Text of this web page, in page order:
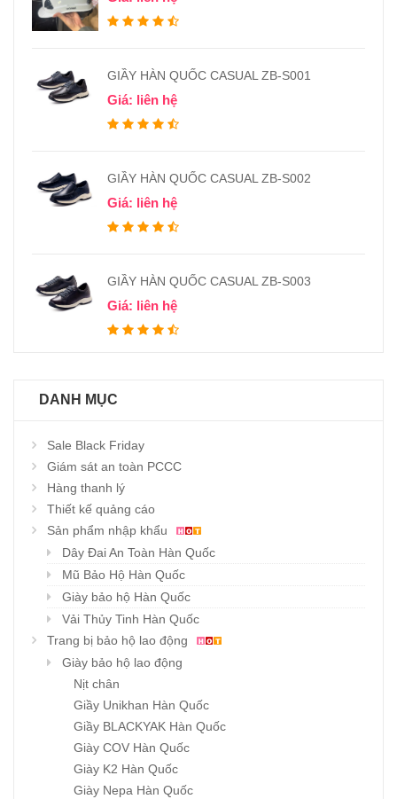
GIẦY HÀN QUỐC CASUAL ZB-S001
Giá: liên hệ
GIẦY HÀN QUỐC CASUAL ZB-S002
Giá: liên hệ
GIẦY HÀN QUỐC CASUAL ZB-S003
Giá: liên hệ
DANH MỤC
Sale Black Friday
Giám sát an toàn PCCC
Hàng thanh lý
Thiết kế quảng cáo
Sản phẩm nhập khẩu
Dây Đai An Toàn Hàn Quốc
Mũ Bảo Hộ Hàn Quốc
Giày bảo hộ Hàn Quốc
Vải Thủy Tinh Hàn Quốc
Trang bị bảo hộ lao động
Giày bảo hộ lao động
Nịt chân
Giầy Unikhan Hàn Quốc
Giầy BLACKYAK Hàn Quốc
Giày COV Hàn Quốc
Giày K2 Hàn Quốc
Giày Nepa Hàn Quốc